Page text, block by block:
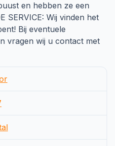
en hebben ze een
SERVICE: Wij vinden het
Bij eventuele
vragen wij u contact met